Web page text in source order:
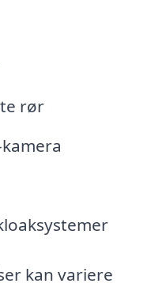
rør
kan variere